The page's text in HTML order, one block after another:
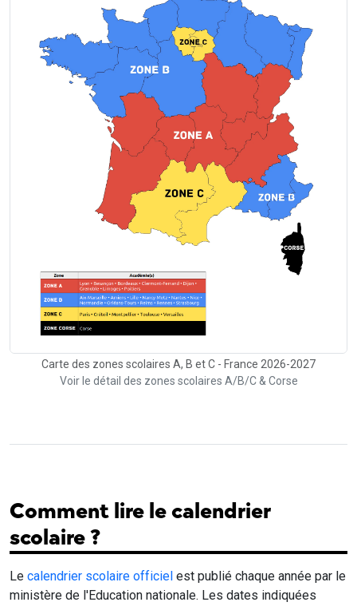
Carte des zones scolaires A, B et C - France 2026-2027
Voir le détail des zones scolaires A/B/C & Corse
Comment lire le calendrier
scolaire ?
Le calendrier scolaire officiel est publié chaque année par le
ministère de l'Education nationale. Les dates indiquées